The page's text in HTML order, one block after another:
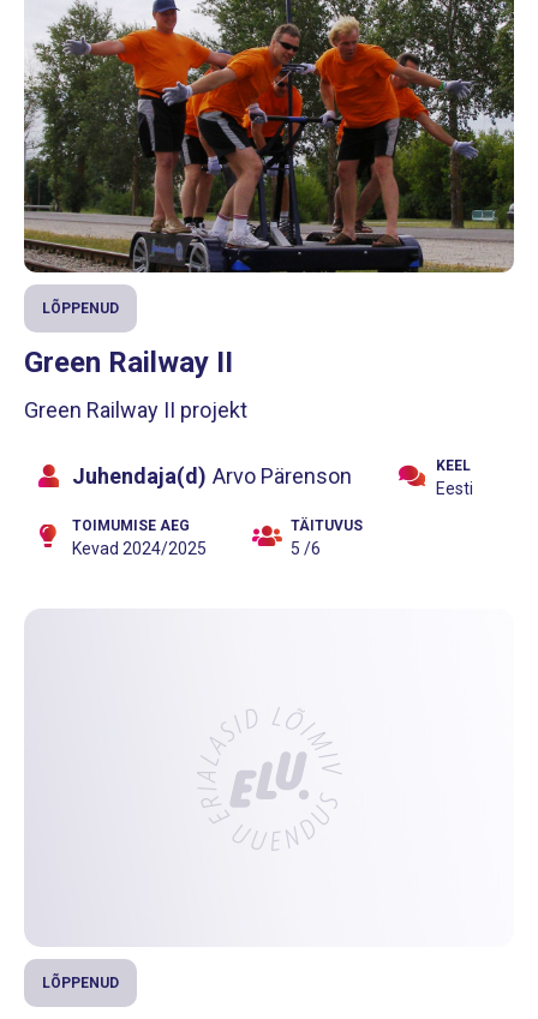
LÕPPENUD
Green Railway II
Green Railway II projekt
Juhendaja(d) Arvo Pärenson KEEL
Eesti
TOIMUMISE AEG
Kevad 2024/2025
TÄITUVUS
5 /6
LÕPPENUD